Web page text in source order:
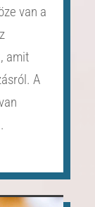
van a
amit
A